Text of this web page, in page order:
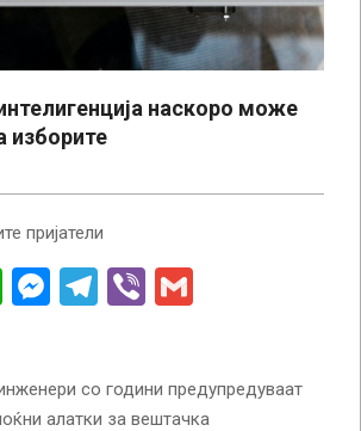
наскоро може
изборите
пријатели
WhatsApp
Messenger
Telegram
Viber
со години предупредуваат
алатки за вештачка